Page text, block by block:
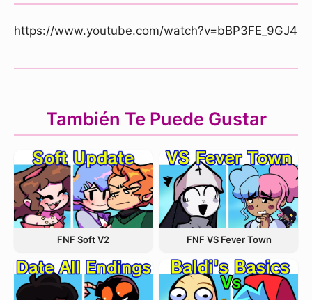
https://www.youtube.com/watch?v=bBP3FE_9GJ4
También Te Puede Gustar
FNF Soft V2 FNF VS Fever Town